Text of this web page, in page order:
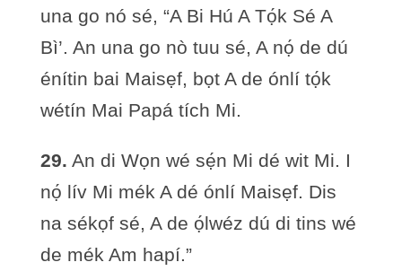
una go nó sé, “A Bi Hú A Tọ́k Sé A
Bì’. An una go nò tuu sé, A nọ́ de dú
énítin bai Maisẹf, bọt A de ónlí tọ́k
wétín Mai Papá tích Mi.
29. An di Wọn wé sẹ́n Mi dé wit Mi. I
nọ́ lív Mi mék A dé ónlí Maisẹf. Dis
na sékọf sé, A de ọ́lwéz dú di tins wé
de mék Am hapí.”